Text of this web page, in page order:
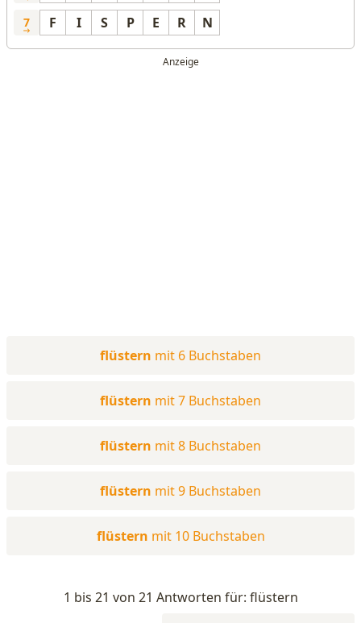
7 F I S P E R N
flüstern mit 6 Buchstaben
flüstern mit 7 Buchstaben
flüstern mit 8 Buchstaben
flüstern mit 9 Buchstaben
flüstern mit 10 Buchstaben
1 bis 21 von 21 Antworten für: flüstern